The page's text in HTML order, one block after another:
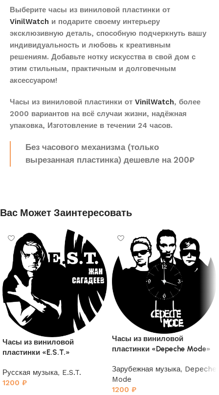
Выберите часы из виниловой пластинки от
VinilWatch и подарите своему интерьеру
эксклюзивную деталь, способную подчеркнуть вашу
индивидуальность и любовь к креативным
решениям. Добавьте нотку искусства в свой дом с
этим стильным, практичным и долговечным
аксессуаром!
Часы из виниловой пластинки от VinilWatch, более
2000 вариантов на всё случаи жизни, надёжная
упаковка, Изготовление в течении 24 часов.
Без часового механизма (только
вырезанная пластинка) дешевле на 200₽
Вас Может Заинтересовать
Часы из виниловой
пластинки «E.S.T.»
Русская музыка, E.S.T.
1200 ₽
Часы из виниловой
пластинки «Depeche Mode»
Зарубежная музыка, Depeche
Mode
1200 ₽